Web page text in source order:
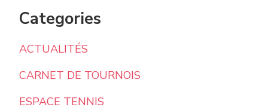
Categories
ACTUALITÉS
CARNET DE TOURNOIS
ESPACE TENNIS